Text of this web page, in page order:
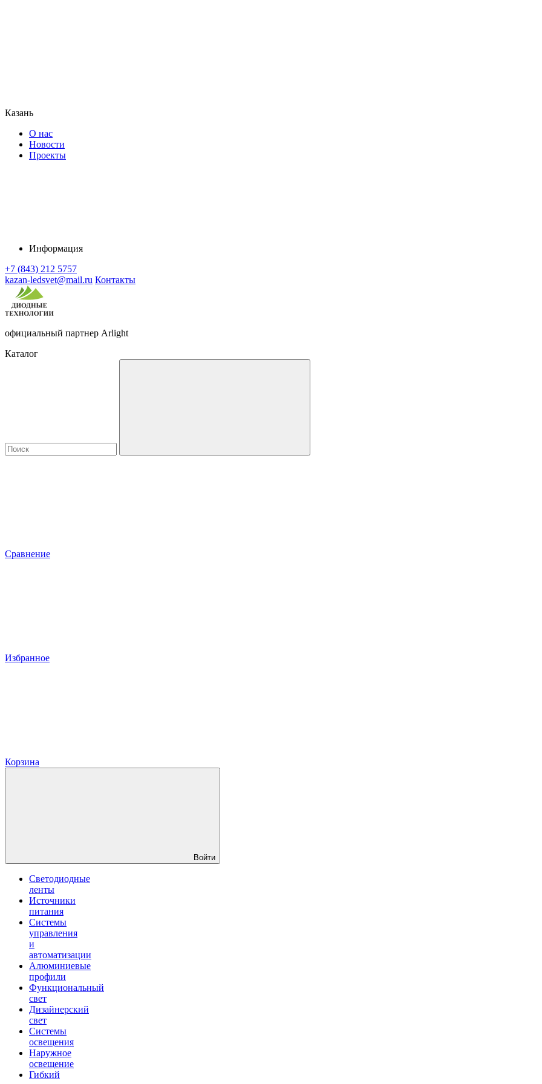
Казань
О нас
Новости
Проекты
Информация
+7 (843) 212 5757
kazan-ledsvet@mail.ru Контакты
официальный партнер Arlight
Каталог
Сравнение
Избранное
Корзина
Войти
Светодиодные
ленты
Источники
питания
Системы
управления
и
автоматизации
Алюминиевые
профили
Функциональный
свет
Дизайнерский
свет
Системы
освещения
Наружное
освещение
Гибкий